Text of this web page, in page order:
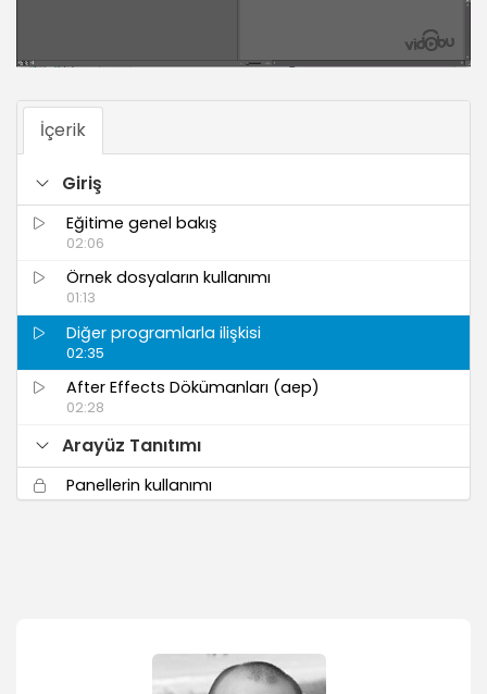
İçerik
Giriş
Eğitime genel bakış
02:06
Örnek dosyaların kullanımı
01:13
Diğer programlarla ilişkisi
02:35
After Effects Dökümanları (aep)
02:28
Arayüz Tanıtımı
Panellerin kullanımı
03:03
Adobe Bridge üzerinde videoları görme ve